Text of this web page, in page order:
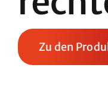
Zu den